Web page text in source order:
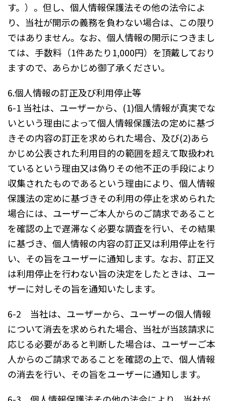
す。）。但し、個人情報保護法その他の法令によ
り、当社が開示の義務を負わない場合は、この限り
ではありません。なお、個人情報の開示につきまし
ては、手数料（1件あたり1,000円）を頂戴しており
ますので、あらかじめ御了承ください。
6.個人情報の訂正及び利用停止等
6-1 当社は、ユーザーから、(1)個人情報が真実でな
いという理由によって個人情報保護法の定めに基づ
きその内容の訂正を求められた場合、及び(2)あら
かじめ公表された利用目的の範囲を超えて取扱われ
ているという理由又は偽りその他不正の手段により
収集されたものであるという理由により、個人情報
保護法の定めに基づきその利用の停止を求められた
場合には、ユーザーご本人からのご請求であること
を確認の上で遅滞なく必要な調査を行い、その結果
に基づき、個人情報の内容の訂正又は利用停止を行
い、その旨をユーザーに通知します。なお、訂正又
は利用停止を行わない旨の決定をしたときは、ユー
ザーに対しその旨を通知いたします。
6-2 当社は、ユーザーから、ユーザーの個人情報
について消去を求められた場合、当社が当該請求に
応じる必要があると判断した場合は、ユーザーご本
人からのご請求であることを確認の上で、個人情報
の消去を行い、その旨をユーザーに通知します。